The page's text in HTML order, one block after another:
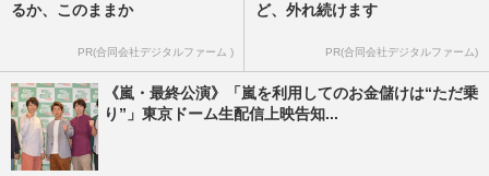
るか、このままか
PR(合同会社デジタルファーム )
ど、外れ続けます
PR(合同会社デジタルファーム)
《嵐・最終公演》「嵐を利用してのお金儲けは“ただ乗
り”」東京ドーム生配信上映告知...